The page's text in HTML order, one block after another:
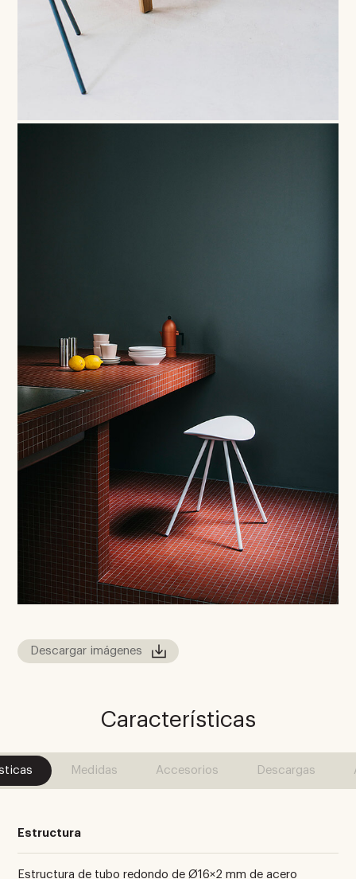
Descargar imágenes
Características
Medidas Accesorios Descargas
Estructura
Estructura de tubo redondo de Ø16×2 mm de acero